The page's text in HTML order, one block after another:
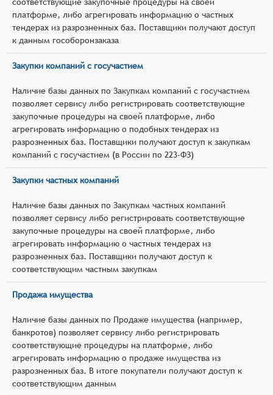
платформе, либо агрегировать информацию о частных
тендерах из разрозненных баз. Поставщики получают доступ
к данным гособоронзаказа
Закупки компаний с госучастием
Наличие базы данных по Закупкам компаний с госучастием
позволяет сервису либо регистрировать соответствующие
закупочные процедуры на своей платформе, либо
агрегировать информацию о подобных тендерах из
разрозненных баз. Поставщики получают доступ к закупкам
компаний с госучастием (в России по 223-ФЗ)
Закупки частных компаний
Наличие базы данных по Закупкам частных компаний
позволяет сервису либо регистрировать соответствующие
закупочные процедуры на своей платформе, либо
агрегировать информацию о частных тендерах из
разрозненных баз. Поставщики получают доступ к
соответствующим частным закупкам
Продажа имущества
Наличие базы данных по Продаже имущества (например,
банкротов) позволяет сервису либо регистрировать
соответствующие процедуры на платформе, либо
агрегировать информацию о продаже имущества из
разрозненных баз. В итоге покупатели получают доступ к
соответствующим данным